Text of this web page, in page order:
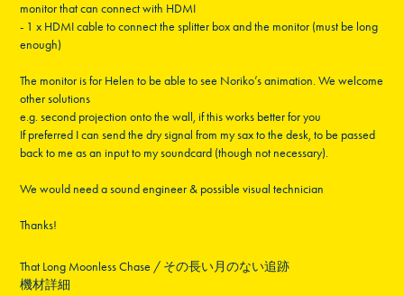
monitor that can connect with HDMI
- 1 x HDMI cable to connect the splitter box and the monitor (must be long
enough)
The monitor is for Helen to be able to see Noriko’s animation. We welcome
other solutions
e.g. second projection onto the wall, if this works better for you
If preferred I can send the dry signal from my sax to the desk, to be passed
back to me as an input to my soundcard (though not necessary).
We would need a sound engineer & possible visual technician
Thanks!
That Long Moonless Chase / その長い月のない追跡
機材詳細